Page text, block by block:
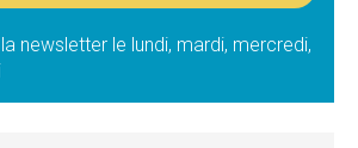
newsletter le lundi, mardi, mercredi,